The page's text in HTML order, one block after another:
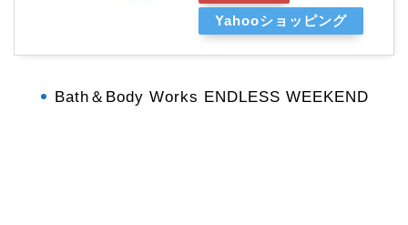
Yahooショッピング
Bath＆Body Works ENDLESS WEEKEND